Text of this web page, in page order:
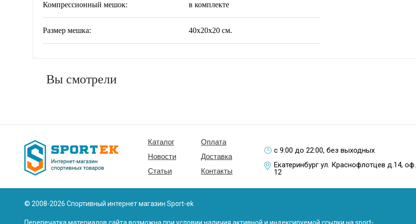
Компрессионный мешок: в комплекте
Размер мешка: 40x20х20 см.
Вы смотрели
Каталог
Новости
Статьи
Оплата
Доставка
Контакты
с 9:00 до 22:00, без выходных
Екатеринбург ул. Краснофлотцев д.14, оф.
12
© 2008-2026 Спортивный интернет магазин Sport-ek